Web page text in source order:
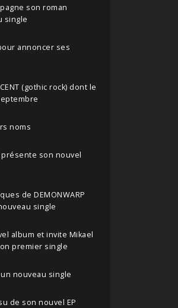
son roman
single
annoncer ses
(gothic rock) dont le
noms
présente son nouvel
de DEMONWARP
single
album et invite Mikael
premier single
nouveau single
de son nouvel EP